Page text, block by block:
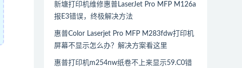
新塘打印机维修惠普LaserJet Pro MFP M126a
报E3错误，终极解决方法
惠普Color Laserjet Pro MFP M283fdw打印机
屏幕不显示怎么办？解决方案看这里
惠普打印机m254nw纸卷不上来显示59.C0错